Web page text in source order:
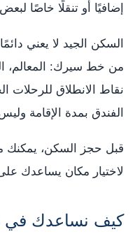
إضافيًا أو تنقلًا خاصًا
السكن الجيد لا يعني
من خط سيرك: المعالم،
نقاط الانطلاق للرحلات
الفندق بمدة الإقامة
قبل حجز السكن، يمكنك
لاختيار مكان يساعدك على
كيف نساعدك في